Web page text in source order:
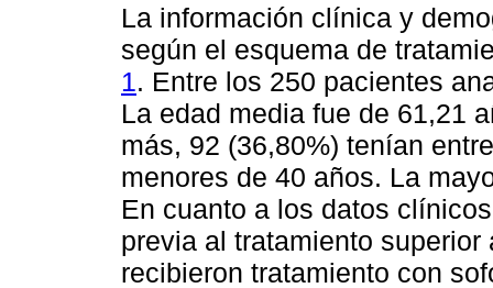
La información clínica y
según el esquema de
1. Entre los 250 pacientes
La edad media fue de 61,21
más, 92 (36,80%) tenían
menores de 40 años. La
En cuanto a los datos
previa al tratamiento
recibieron tratamiento con